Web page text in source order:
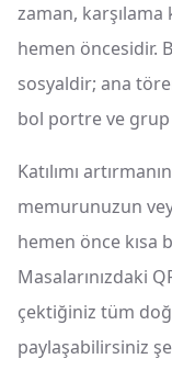
zaman, karşılama
hemen öncesidir.
sosyaldir; ana
bol portre ve
Katılımı
memurunuzun
hemen önce kısa
Masalarınızdaki
çektiğiniz tüm
paylaşabilirsiniz